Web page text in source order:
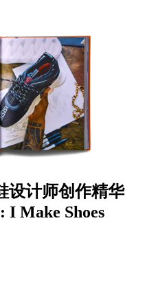
设计师创作精华
I Make Shoes